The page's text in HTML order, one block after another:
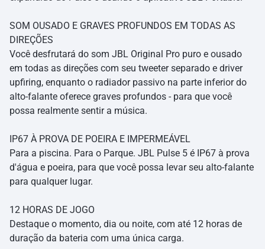
SOM OUSADO E GRAVES PROFUNDOS EM TODAS AS
DIREÇÕES
Você desfrutará do som JBL Original Pro puro e ousado
em todas as direções com seu tweeter separado e driver
upfiring, enquanto o radiador passivo na parte inferior do
alto-falante oferece graves profundos - para que você
possa realmente sentir a música.
IP67 À PROVA DE POEIRA E IMPERMEÁVEL
Para a piscina. Para o Parque. JBL Pulse 5 é IP67 à prova
d'água e poeira, para que você possa levar seu alto-falante
para qualquer lugar.
12 HORAS DE JOGO
Destaque o momento, dia ou noite, com até 12 horas de
duração da bateria com uma única carga.